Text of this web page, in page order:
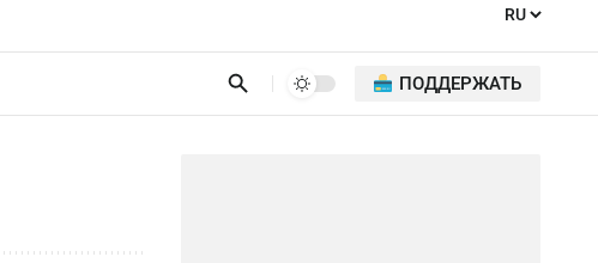
ПОДДЕРЖАТЬ